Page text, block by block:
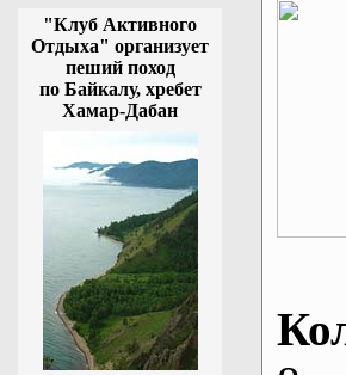
"Клуб Активного
Отдыха" организует
пеший поход
по Байкалу, хребет
Хамар-Дабан